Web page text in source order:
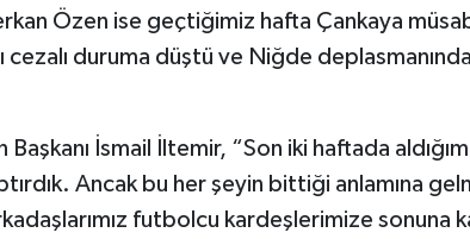
Özen ise geçtiğimiz hafta Çankaya
cezalı duruma düştü ve Niğde
Başkanı İsmail İltemir, “Son iki haftada
Ancak bu her şeyin bittiği anlamına
futbolcu kardeşlerimize sonuna